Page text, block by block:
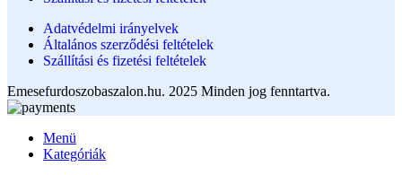
Adatvédelmi irányelvek
Általános szerződési feltételek
Szállítási és fizetési feltételek
Emesefurdoszobaszalon.hu. 2025 Minden jog fenntartva.
Menü
Kategóriák